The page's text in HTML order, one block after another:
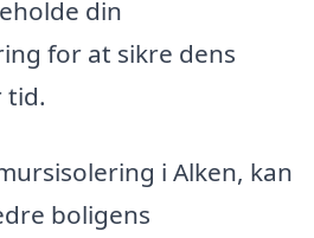
din
for at sikre dens
tid.
i Alken, kan
boligens